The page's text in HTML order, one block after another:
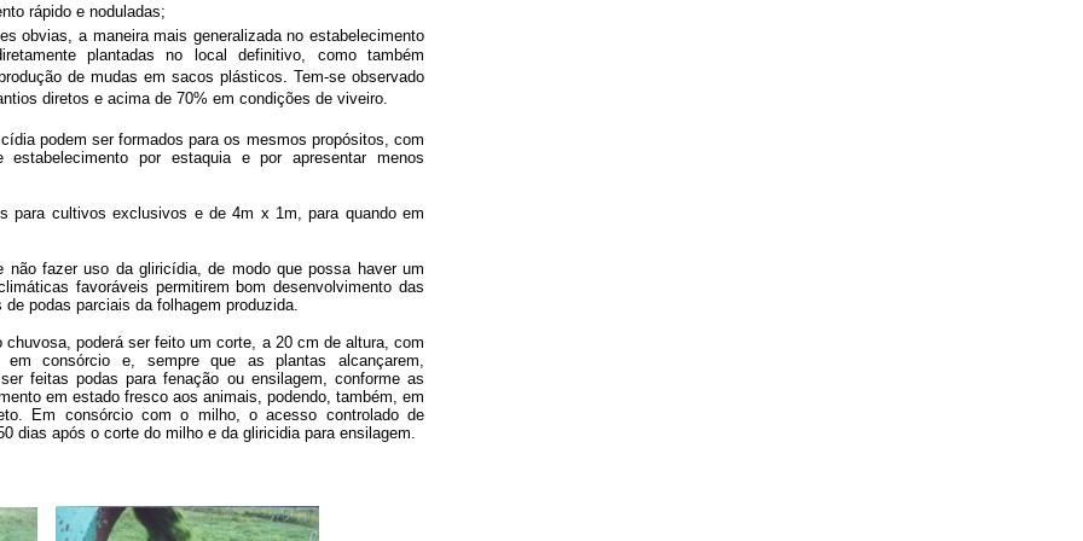
rápido e noduladas;
obvias, a maneira mais generalizada no estabelecimento
plantadas no local definitivo, como também
de mudas em sacos plásticos. Tem-se observado
diretos e acima de 70% em condições de viveiro.
podem ser formados para os mesmos propósitos, com
por estaquia e por apresentar menos
para cultivos exclusivos e de 4m x 1m, para quando em
não fazer uso da gliricídia, de modo que possa haver um
favoráveis permitirem bom desenvolvimento das
podas parciais da folhagem produzida.
poderá ser feito um corte, a 20 cm de altura, com
consórcio e, sempre que as plantas alcançarem,
feitas podas para fenação ou ensilagem, conforme as
em estado fresco aos animais, podendo, também, em
Em consórcio com o milho, o acesso controlado de
dias após o corte do milho e da gliricidia para ensilagem.